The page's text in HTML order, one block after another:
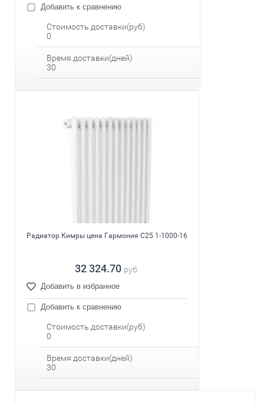
Добавить к сравнению
Стоимость доставки(руб)
0
Время доставки(дней)
30
Радиатор Кимры цена Гармония С25 1-1000-16
32 324.70 руб.
Добавить в избранное
Добавить к сравнению
Стоимость доставки(руб)
0
Время доставки(дней)
30